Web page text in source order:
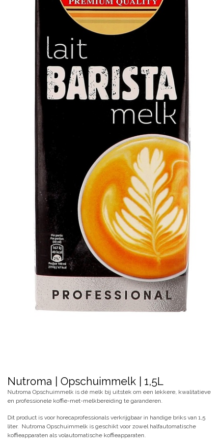
Nutroma | Opschuimmelk | 1,5L
Nutroma Opschuimmelk is dé melk bij uitstek om een lekkere, kwalitatieve
en professionele koffie-met-melkbereiding te garanderen.
Dit product is voor horecaprofessionals verkrijgbaar in handige briks van 1,5
liter. Nutroma Opschuimmelk is geschikt voor zowel halfautomatische
koffieapparaten als volautomatische koffieapparaten.